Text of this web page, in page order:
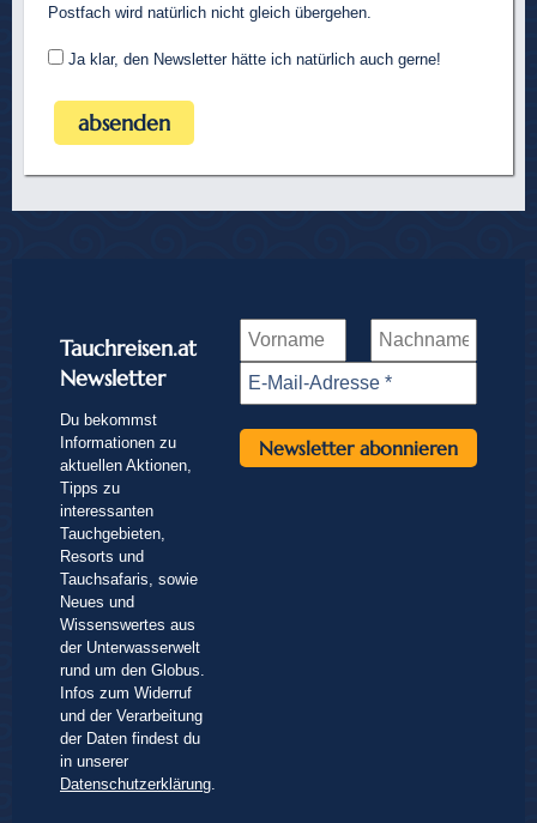
Postfach wird natürlich nicht gleich übergehen.
Ja klar, den Newsletter hätte ich natürlich auch gerne!
Tauchreisen.at
Newsletter
Du bekommst
Informationen zu
aktuellen Aktionen,
Tipps zu
interessanten
Tauchgebieten,
Resorts und
Tauchsafaris, sowie
Neues und
Wissenswertes aus
der Unterwasserwelt
rund um den Globus.
Infos zum Widerruf
und der Verarbeitung
der Daten findest du
in unserer
Datenschutzerklärung